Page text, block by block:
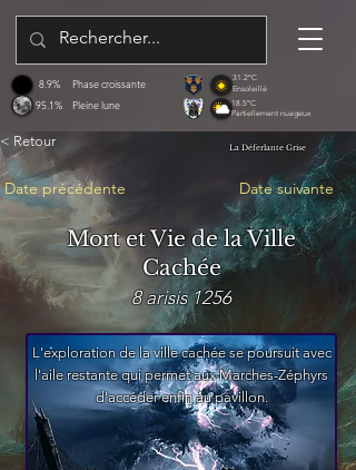
95.1%
8.9%
Pleine lune
Phase croissante
31.2°C
Ensoleillé
18.5°C
Partiellement nuageux
< Retour
Date précédente
La Déferlante Grise
Date suivante
Mort et Vie de la Ville
Cachée
8 arisis 1256
L'exploration de la ville cachée se poursuit avec
l'aile restante qui permet aux Marches-Zéphyrs
d'accéder enfin au pavillon.